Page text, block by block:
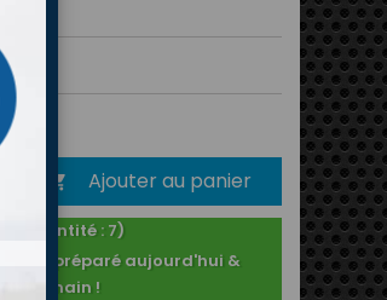
 Ajouter au panier
! (Quantité : 7)
14h : préparé aujourd'hui &
demain !